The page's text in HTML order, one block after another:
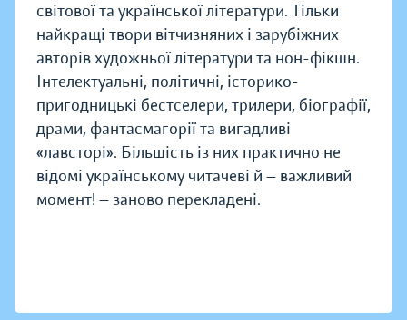
світової та української літератури. Тільки
найкращі твори вітчизняних і зарубіжних
авторів художньої літератури та нон-фікшн.
Інтелектуальні, політичні, історико-
пригодницькі бестселери, трилери, біографії,
драми, фантасмагорії та вигадливі
«лавсторі». Більшість із них практично не
відомі українському читачеві й — важливий
момент! — заново перекладені.